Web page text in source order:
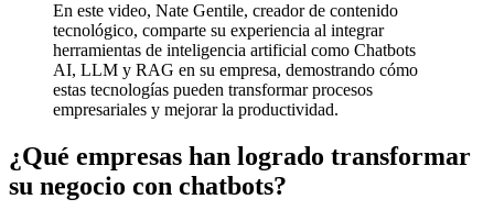
En este video, Nate Gentile, creador de contenido
tecnológico, comparte su experiencia al integrar
herramientas de inteligencia artificial como Chatbots
AI, LLM y RAG en su empresa, demostrando cómo
estas tecnologías pueden transformar procesos
empresariales y mejorar la productividad.
¿Qué empresas han logrado transformar
su negocio con chatbots?